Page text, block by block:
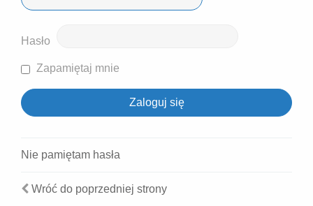
Hasło
Zapamiętaj mnie
Nie pamiętam hasła
Wróć do poprzedniej strony